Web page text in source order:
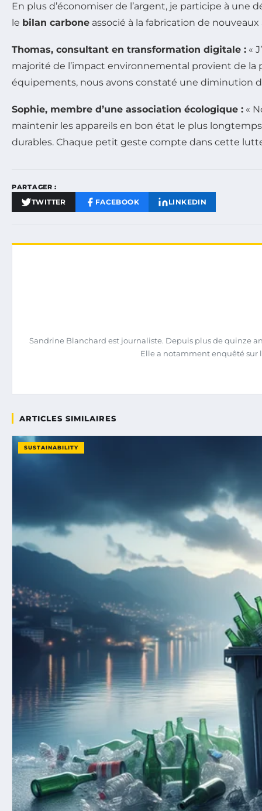
En plus d’économiser de l’argent, je participe à une
le bilan carbone associé à la fabrication de nouveaux
Thomas, consultant en transformation digitale : «
majorité de l’impact environnemental provient de
équipements, nous avons constaté une diminution
Sophie, membre d’une association écologique : «
maintenir les appareils en bon état le plus
durables. Chaque petit geste compte dans cette
PARTAGER :
TWITTER FACEBOOK LINKEDIN
Sandrine Blanchard est journaliste. Depuis plus de quinze
Elle a notamment enquêté sur
ARTICLES SIMILAIRES
SUSTAINABILITY